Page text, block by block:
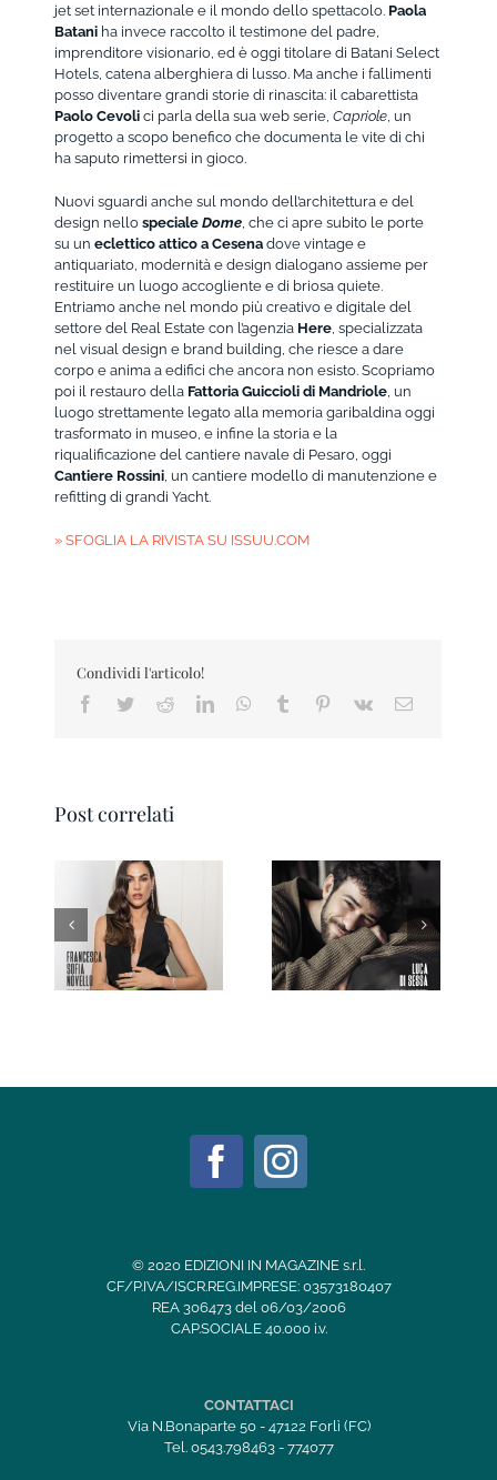
jet set internazionale e il mondo dello spettacolo. Paola
Batani ha invece raccolto il testimone del padre,
imprenditore visionario, ed è oggi titolare di Batani Select
Hotels, catena alberghiera di lusso. Ma anche i fallimenti
posso diventare grandi storie di rinascita: il cabarettista
Paolo Cevoli ci parla della sua web serie,Capriole, un
progetto a scopo benefico che documenta le vite di chi
ha saputo rimettersi in gioco.
Nuovi sguardi anche sul mondo dell’architettura e del
design nellospecialeDome, che ci apre subito le porte
su uneclettico attico a Cesena dove vintage e
antiquariato, modernità e design dialogano assieme per
restituire un luogo accogliente e di briosa quiete.
Entriamo anche nel mondo più creativo e digitale del
settore del Real Estate con l’agenzia Here, specializzata
nel visual design e brand building, che riesce a dare
corpo e anima a edifici che ancora non esisto. Scopriamo
poi il restauro della Fattoria Guiccioli di Mandriole, un
luogo strettamente legato alla memoria garibaldina oggi
trasformato in museo, e infine la storia e la
riqualificazione del cantiere navale di Pesaro, oggi
Cantiere Rossini, un cantiere modello di manutenzione e
refitting di grandi Yacht.
» SFOGLIA LA RIVISTA SU ISSUU.COM
Condividi l'articolo!
Facebook
TwitterRedditLinkedInWhatsApp
Tumblr Pinterest
Vk Email
Post correlati
Pesaro IN Magazine
01 2026
Ravenna IN
Magazine 3/2026
© 2020 EDIZIONI IN MAGAZINE s.r.l.
CF/P.IVA/ISCR.REG.IMPRESE: 03573180407
REA 306473 del 06/03/2006
CAP.SOCIALE 40.000 i.v.
CONTATTACI
Via N.Bonaparte 50 - 47122 Forlì (FC)
Tel. 0543.798463 - 774077